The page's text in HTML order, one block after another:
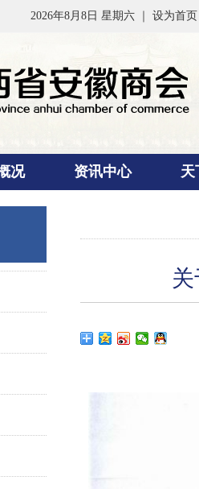
2026年8月8日 星期六 ｜ 设为首页
况 资讯中心 天